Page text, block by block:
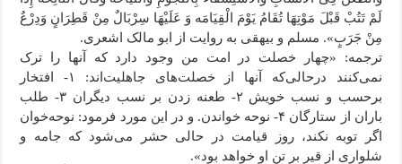
لَمْ تَتُبْ قَبْلَ مَوْتِهَا تُقَامُ یَوْمَ الْقِیَامَه وَ عَلَیْهَا سِرْبَالٌ مِنْ قَطِرَانٍ وَدِرْعٌ
مِنْ جَرَبٍ». مسلم و بیهقی به روایت از ابو مالک اشعری.
ترجمه: «چهار خصلت در امت من وجود دارد که آنها را ترک
نمی‌کنند درحالی‌که آنها از خصلت‌های جاهلیت‌اند: ۱- افتخار
برحسب و نسب خویش ۲- طعنه زدن بر نسب دیگران ۳- طلب
باران از ستارگان ۴- نوحه خواندن. و در این مورد فرمود: نوحه‌خوان
اگر توبه نکند، روز قیامت در حالی حشر می‌شود که جامه و
شلواری از قیر بر تن او خواهد بود».